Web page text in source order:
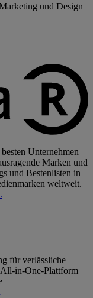
und Design
Unternehmen
Marken und
und Bestenlisten in
weltweit.
für verlässliche
in-One-Plattform